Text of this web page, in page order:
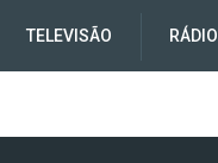
TELEVISÃO RÁDIO